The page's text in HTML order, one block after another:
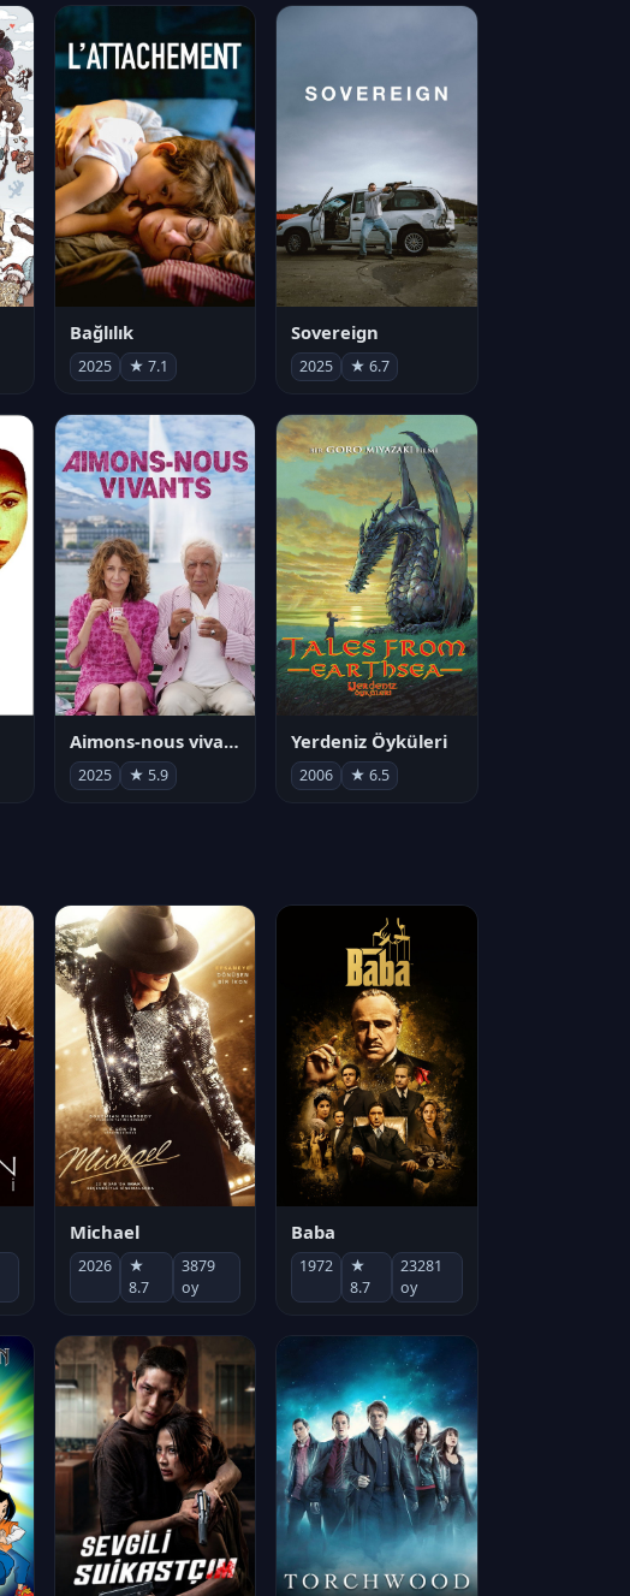
Bağlılık
2025 ★ 7.1
Sovereign
2025 ★ 6.7
Aimons-nous vivants
2025 ★ 5.9
Yerdeniz Öyküleri
2006 ★ 6.5
Michael
2026
★
8.7
3879
oy
Baba
1972
★
8.7
23281
oy